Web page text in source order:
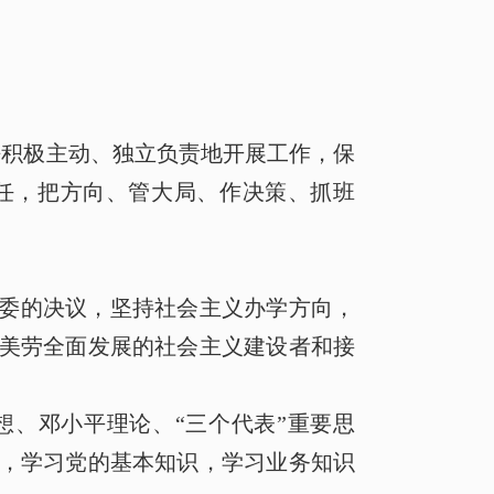
极主动、独立负责地开展工作，保
，把方向、管大局、作决策、抓班
的决议，坚持社会主义办学方向，
劳全面发展的社会主义建设者和接
邓小平理论、“三个代表”重要思
学习党的基本知识，学习业务知识